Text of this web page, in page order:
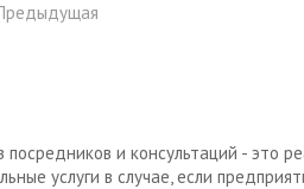
посредников и консультаций - это
услуги в случае, если